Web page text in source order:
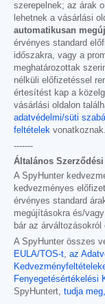
szerepelnek; az árak
lehetnek a vásárlási
automatikusan
érvényes standard
időszakra, vagy a
meghatározottak
nélküli előfizetéssel
értesítést kap a
vásárlási oldalon
adatvédelmi/süti
feltételek vonatkoznak.
-------
Általános
A SpyHunter
kedvezményes
érvényes standard
megújításokra és/
bár az
A SpyHunter összes
EULA/TOS-t, az
Fenyegetésértékelési
SpyHuntert, tudja